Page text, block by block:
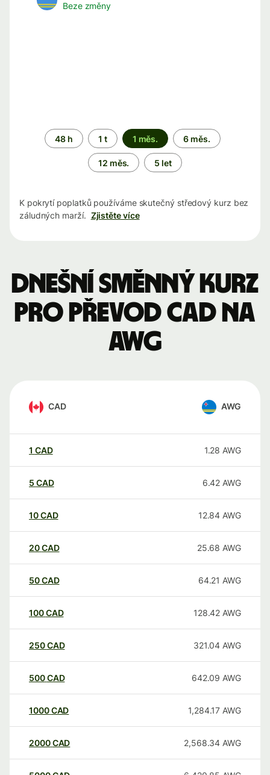
Beze změny
Časové
období
48 h 1 t 1 měs. 6 měs.
12 měs. 5 let
K pokrytí poplatků používáme skutečný středový kurz bez
záludných marží. Zjistěte více
Dnešní směnný kurz
pro převod CAD na
AWG
CAD AWG
1 CAD 1.28 AWG
5 CAD 6.42 AWG
10CAD 12.84 AWG
20CAD 25.68 AWG
50CAD 64.21 AWG
100CAD 128.42 AWG
250CAD 321.04 AWG
500CAD 642.09 AWG
1000CAD 1,284.17 AWG
2000CAD 2,568.34 AWG